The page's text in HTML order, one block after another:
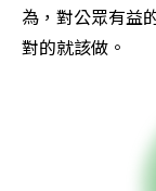
為，對公眾有益
對的就該做。